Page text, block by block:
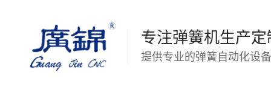
专注弹簧机生产定
提供专业的弹簧自动化设